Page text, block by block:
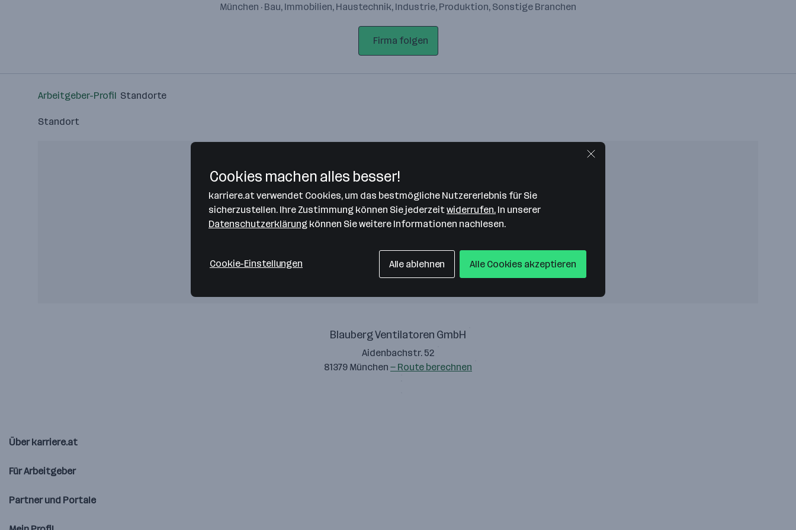
München · Bau, Immobilien, Haustechnik, Industrie, Produktion, Sonstige Branchen
Firma folgen
Arbeitgeber-Profil Standorte
Standort
Bitte stimme unseren Cookie-
Richtlinien zu, um diese Karte
anzuzeigen.
Zustimmung geben
Blauberg Ventilatoren GmbH
Aidenbachstr. 52
81379 München — Route berechnen
Über karriere.at
Für Arbeitgeber
Partner und Portale
Cookies machen alles besser!
karriere.at verwendet Cookies, um das bestmögliche Nutzererlebnis für Sie
sicherzustellen. Ihre Zustimmung können Sie jederzeit widerrufen. In unserer
Datenschutzerklärung können Sie weitere Informationen nachlesen.
Cookie-Einstellungen Alle ablehnen Alle Cookies akzeptieren